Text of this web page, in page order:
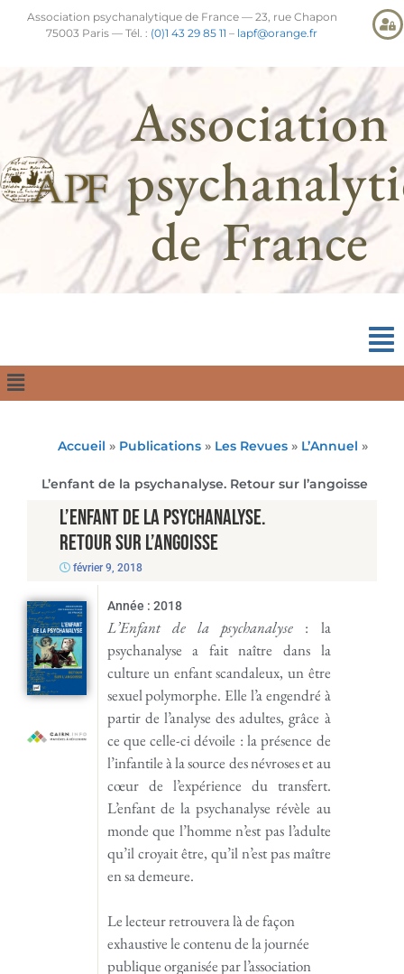
Association psychanalytique de France — 23, rue Chapon
75003 Paris — Tél. : (0)1 43 29 85 11 – lapf@orange.fr
Association
de France
Accueil » Publications » Les Revues » L’Annuel »
L’enfant de la psychanalyse. Retour sur l’angoisse
L’enfant de la psychanalyse.
Retour sur l’angoisse
février 9, 2018
Année : 2018
L’Enfant de la psychanalyse : la
psychanalyse a fait naître dans la
culture un enfant scandaleux, un être
sexuel polymorphe. Elle l’a engendré à
partir de l’analyse des adultes, grâce à
ce que celle-ci dévoile : la présence de
l’infantile à la source des névroses et au
cœur de l’expérience du transfert.
L’enfant de la psychanalyse révèle au
monde que l’homme n’est pas l’adulte
qu’il croyait être, qu’il n’est pas maître
en sa demeure.
Le lecteur retrouvera là de façon
exhaustive le contenu de la journée
publique organisée par l’association